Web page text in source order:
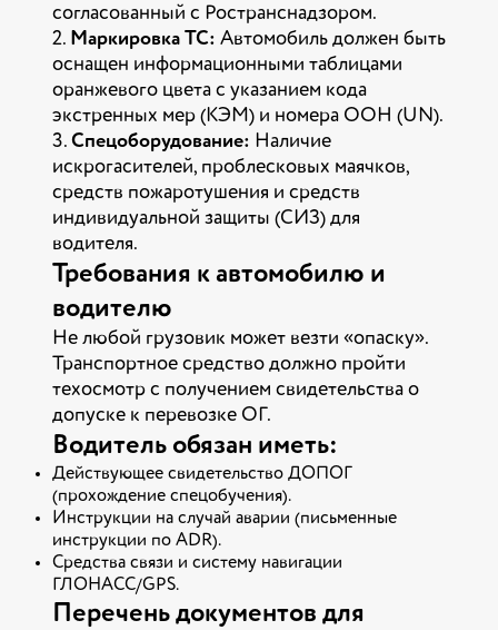
согласованный с Ространснадзором.
2. Маркировка ТС: Автомобиль должен быть
оснащен информационными таблицами
оранжевого цвета с указанием кода
экстренных мер (КЭМ) и номера ООН (UN).
3. Спецоборудование: Наличие
искрогасителей, проблесковых маячков,
средств пожаротушения и средств
индивидуальной защиты (СИЗ) для
водителя.
Требования к автомобилю и
водителю
Не любой грузовик может везти «опаску».
Транспортное средство должно пройти
техосмотр с получением свидетельства о
допуске к перевозке ОГ.
Водитель обязан иметь:
Действующее свидетельство ДОПОГ
(прохождение спецобучения).
Инструкции на случай аварии (письменные
инструкции по ADR).
Средства связи и систему навигации
ГЛОНАСС/GPS.
Перечень документов для